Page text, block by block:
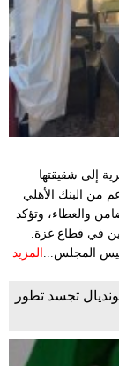
إلى شقيقتها
من البنك الأهلي
والعطاء، وتؤكد
في قطاع غزة.
المجلس... المزيد
تجسد تطور